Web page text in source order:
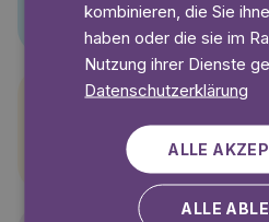
Pettersson und Findus
kombinieren, die Sie
haben oder die sie im
Nutzung ihrer Dienste
Datenschutzerklärung
ALLE
ALLE